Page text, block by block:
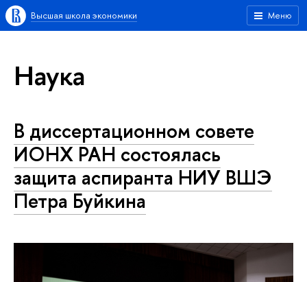
Меню
Высшая школа экономики
Наука
В диссертационном совете
ИОНХ РАН состоялась
защита аспиранта НИУ ВШЭ
Петра Буйкина